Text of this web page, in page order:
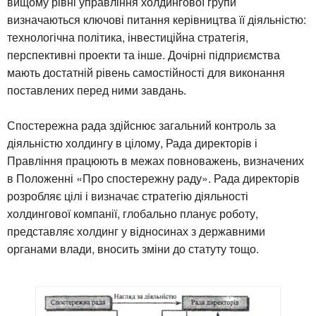
визначаються ключові питання керівництва її діяльністю:
технологічна політика, інвестиційна стратегія,
перспективні проекти та інше. Дочірні підприємства
мають достатній рівень самостійності для виконання
поставлених перед ними завдань.
Спостережна рада здійснює загальний контроль за
діяльністю холдингу в цілому, Рада директорів і
Правління працюють в межах повноважень, визначених
в Положенні «Про спостережну раду». Рада директорів
розробляє цілі і визначає стратегію діяльності
холдингової компанії, глобально планує роботу,
представляє холдинг у відносинах з державними
органами влади, вносить зміни до статуту тощо.